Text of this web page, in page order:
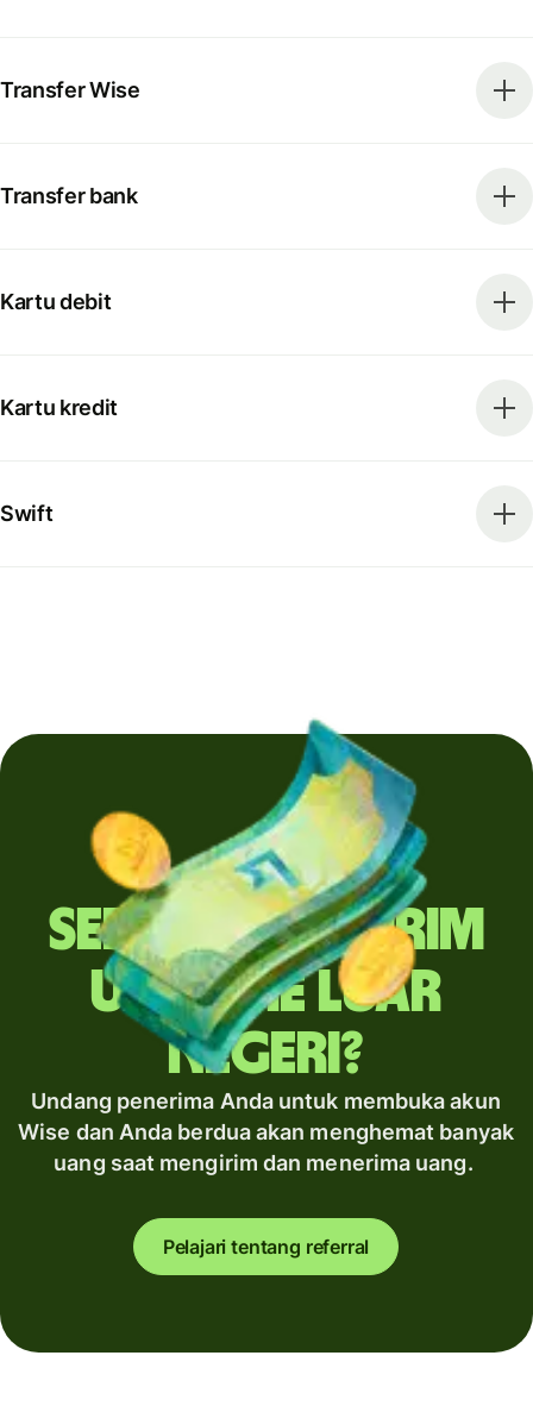
Transfer Wise
Transfer bank
Kartu debit
Kartu kredit
Swift
Sering mengirim
uang ke luar
negeri?
Undang penerima Anda untuk membuka akun
Wise dan Anda berdua akan menghemat banyak
uang saat mengirim dan menerima uang.
Pelajari tentang referral